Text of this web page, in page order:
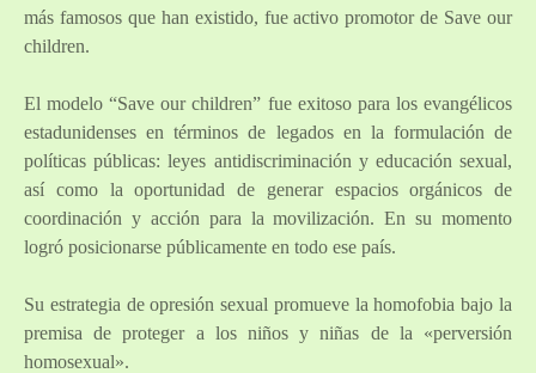
más famosos que han existido, fue activo promotor de Save our
children.
El modelo “Save our children” fue exitoso para los evangélicos
estadunidenses en términos de legados en la formulación de
políticas públicas: leyes antidiscriminación y educación sexual,
así como la oportunidad de generar espacios orgánicos de
coordinación y acción para la movilización. En su momento
logró posicionarse públicamente en todo ese país.
Su estrategia de opresión sexual promueve la homofobia bajo la
premisa de proteger a los niños y niñas de la «perversión
homosexual».